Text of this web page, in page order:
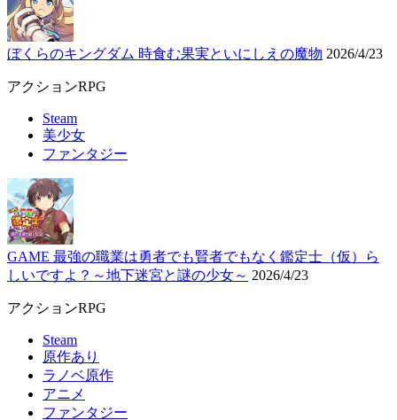
ぼくらのキングダム 時食む果実といにしえの魔物 2026/4/23
アクションRPG
Steam
美少女
ファンタジー
GAME 最強の職業は勇者でも賢者でもなく鑑定士（仮）ら
しいですよ？～地下迷宮と謎の少女～ 2026/4/23
アクションRPG
Steam
原作あり
ラノベ原作
アニメ
ファンタジー